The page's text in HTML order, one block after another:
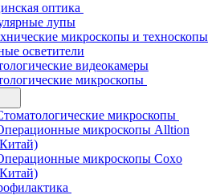
оптика
лупы
микроскопы и техноскопы
осветители
видеокамеры
микроскопы
микроскопы
микроскопы Alltion
микроскопы Coxo